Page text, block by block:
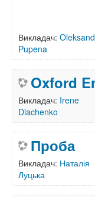
Викладач:
Pupena
Oxford
Викладач: Irene
Diachenko
Проба
Викладач: Наталія
Луцька